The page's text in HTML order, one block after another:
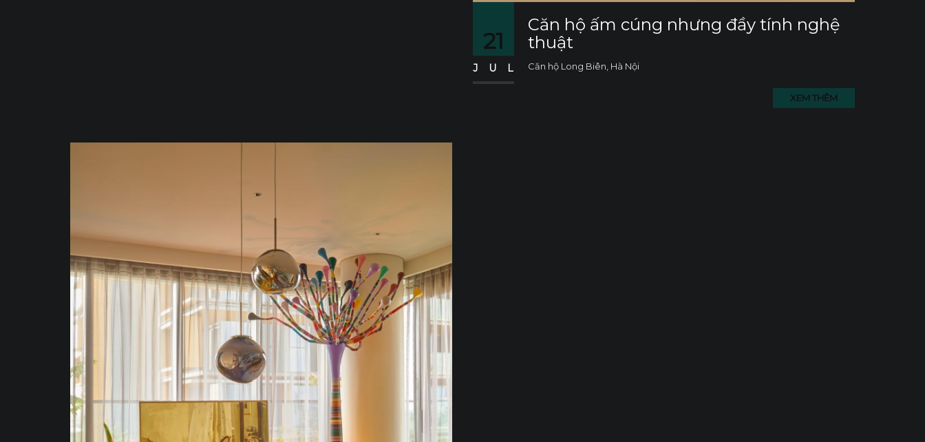
21
JUL
Căn hộ ấm cúng nhưng đầy tính nghệ
thuật
Căn hộ Long Biên, Hà Nội
XEM THÊM